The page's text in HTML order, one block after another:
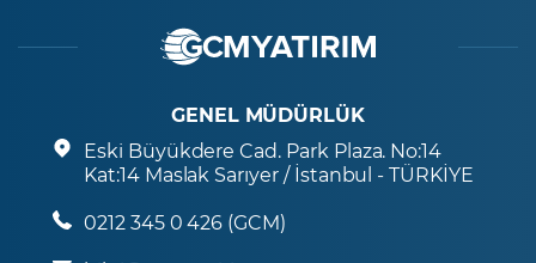
GENEL MÜDÜRLÜK
Eski Büyükdere Cad. Park Plaza. No:14
Kat:14 Maslak Sarıyer / İstanbul - TÜRKİYE
0212 345 0 426 (GCM)